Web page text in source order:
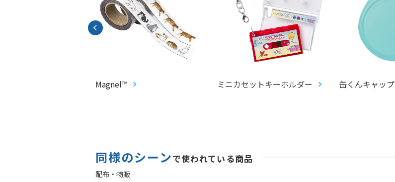
Magnel™ ミニカセットキーホルダー 缶くんキャップ
同様のシーンで使われている商品
配布・物販